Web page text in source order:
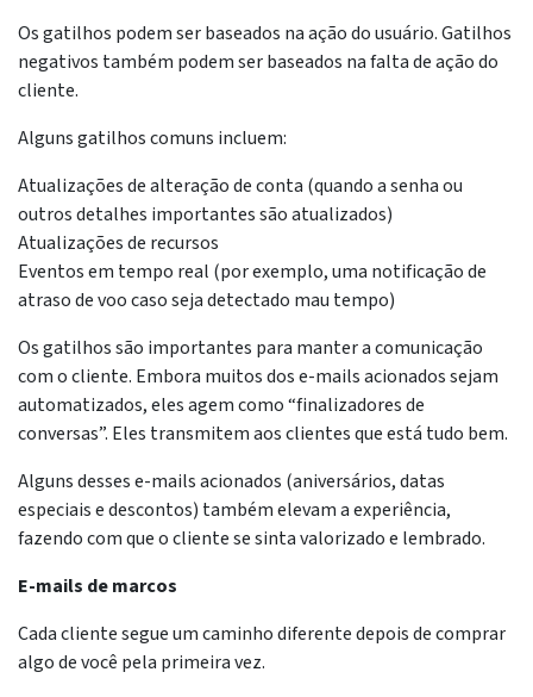
Os gatilhos podem ser baseados na ação do usuário. Gatilhos
negativos também podem ser baseados na falta de ação do
cliente.
Alguns gatilhos comuns incluem:
Atualizações de alteração de conta (quando a senha ou
outros detalhes importantes são atualizados)
Atualizações de recursos
Eventos em tempo real (por exemplo, uma notificação de
atraso de voo caso seja detectado mau tempo)
Os gatilhos são importantes para manter a comunicação
com o cliente. Embora muitos dos e-mails acionados sejam
automatizados, eles agem como “finalizadores de
conversas”. Eles transmitem aos clientes que está tudo bem.
Alguns desses e-mails acionados (aniversários, datas
especiais e descontos) também elevam a experiência,
fazendo com que o cliente se sinta valorizado e lembrado.
E-mails de marcos
Cada cliente segue um caminho diferente depois de comprar
algo de você pela primeira vez.